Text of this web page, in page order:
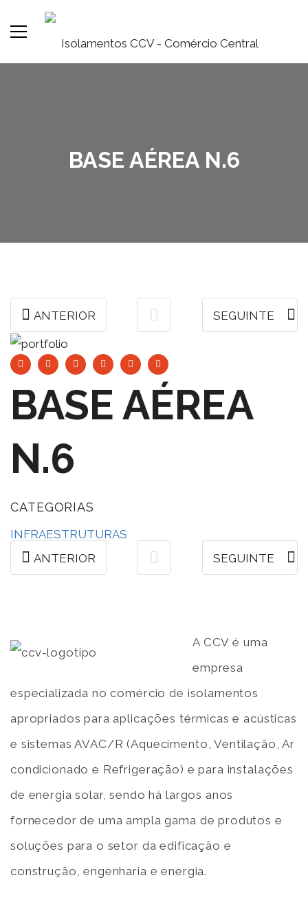
BASE AÉREA N.6
ANTERIOR SEGUINTE
BASE AÉREA
N.6
CATEGORIAS
INFRAESTRUTURAS
ANTERIOR
SEGUINTE
A CCV é uma
empresa
especializada no comércio de isolamentos
apropriados para aplicações térmicas e acústicas
e sistemas AVAC/R (Aquecimento, Ventilação, Ar
condicionado e Refrigeração) e para instalações
de energia solar, sendo há largos anos
fornecedor de uma ampla gama de produtos e
soluções para o setor da edificação e
construção, engenharia e energia.